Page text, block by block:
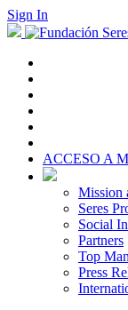
Sign In
ACCESO A
Mission
Seres
Social
Partners
Top
Press